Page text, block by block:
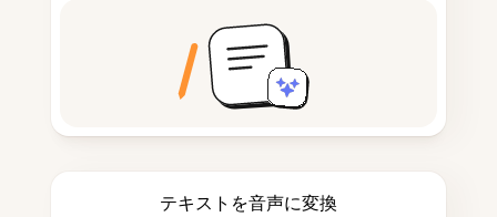
テキストを音声に変換